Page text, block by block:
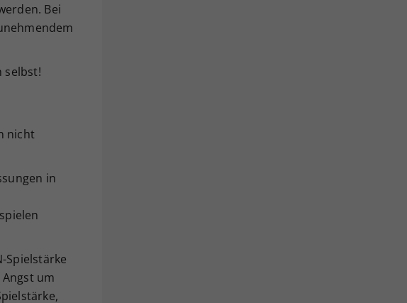
Bei
selbst!
nicht
in
Spielstärke
um